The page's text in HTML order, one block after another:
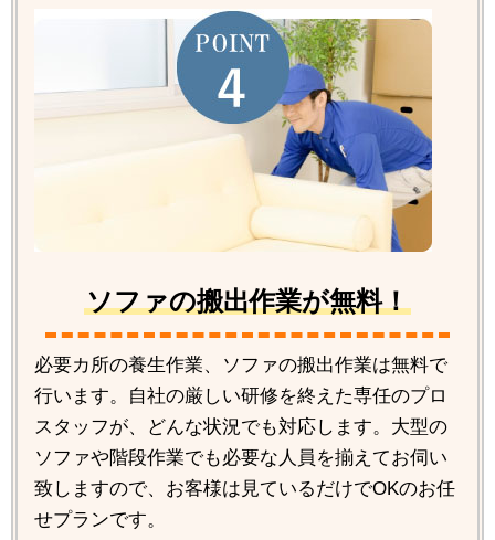
ソファの搬出作業が無料！
必要カ所の養生作業、ソファの搬出作業は無料で
行います。自社の厳しい研修を終えた専任のプロ
スタッフが、どんな状況でも対応します。大型の
ソファや階段作業でも必要な人員を揃えてお伺い
致しますので、お客様は見ているだけでOKのお任
せプランです。